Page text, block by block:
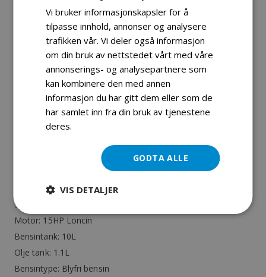
Har toveis innmater.Med hengerfeste tilkobling frakter du
enkelt med deg fliskutteren.Leveres med
hengerfestetilkobling for ATV.
Grentykkelse: 12cm
Trekk: Inkludert
Farge: Gul
Easy Start System
Sylyndervolum:420CC
Motor: 15HP Loncin
Bensintank: 10L
Olje tank: 1.1L
Bensintype: Blyfri bensin
Vi bruker informasjonskapsler for å
tilpasse innhold, annonser og analysere
trafikken vår. Vi deler også informasjon
om din bruk av nettstedet vårt med våre
annonserings- og analysepartnere som
kan kombinere den med annen
informasjon du har gitt dem eller som de
har samlet inn fra din bruk av tjenestene
deres.
GODTA ALLE
VIS DETALJER